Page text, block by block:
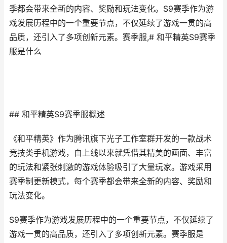
季都会带来全新的内容、奖励和玩法变化。S9赛季作为游
戏发展历程中的一个重要节点，不仅延续了游戏一贯的高
品质，还引入了多项创新元素。赛季服,# 和平精英S9赛季
服是什么
## 和平精英S9赛季服概述
《和平精英》作为腾讯旗下光子工作室群开发的一款战术
竞技类手机游戏，自上线以来就凭借其精美的画面、丰富
的玩法和紧张刺激的游戏体验吸引了大量玩家。游戏采用
赛季制更新模式，每个赛季都会带来全新的内容、奖励和
玩法变化。
S9赛季作为游戏发展历程中的一个重要节点，不仅延续了
游戏一贯的高品质，还引入了多项创新元素。赛季服是